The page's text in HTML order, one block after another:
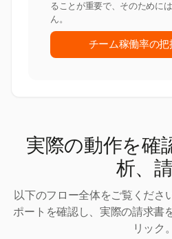
ることが重要で、そのために
ん。
チーム稼働率の把
実際の動作を確
析、
以下のフロー全体をご覧くださ
ポートを確認し、実際の請求書
リック。